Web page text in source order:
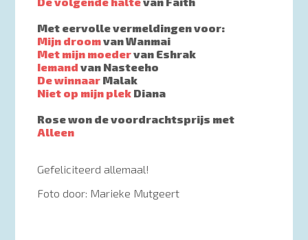
Met eervolle vermeldingen voor:
Mijn droomvan Wanmai
Met mijn moedervan Eshrak
Iemand van Nasteeho
De winnaar Malak
Niet op mijn plek Diana
Rose won de voordrachtsprijs met
Alleen
Gefeliciteerd allemaal!
Foto door: Marieke Mutgeert